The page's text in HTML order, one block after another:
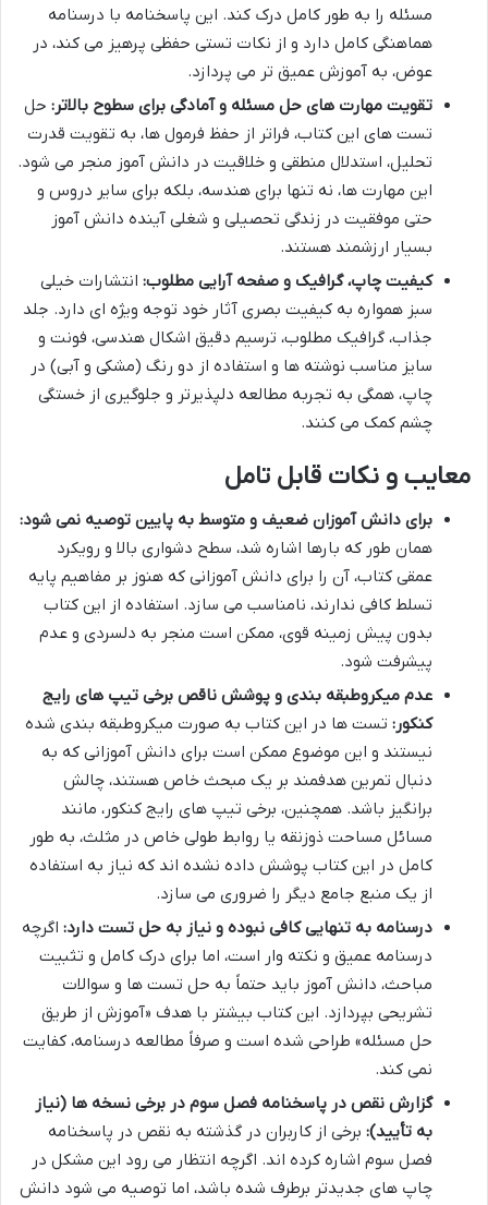
مسئله را به طور کامل درک کند. این پاسخنامه با درسنامه
هماهنگی کامل دارد و از نکات تستی حفظی پرهیز می کند، در
عوض، به آموزش عمیق تر می پردازد.
تقویت مهارت های حل مسئله و آمادگی برای سطوح بالاتر: حل
تست های این کتاب، فراتر از حفظ فرمول ها، به تقویت قدرت
تحلیل، استدلال منطقی و خلاقیت در دانش آموز منجر می شود.
این مهارت ها، نه تنها برای هندسه، بلکه برای سایر دروس و
حتی موفقیت در زندگی تحصیلی و شغلی آینده دانش آموز
بسیار ارزشمند هستند.
کیفیت چاپ، گرافیک و صفحه آرایی مطلوب: انتشارات خیلی
سبز همواره به کیفیت بصری آثار خود توجه ویژه ای دارد. جلد
جذاب، گرافیک مطلوب، ترسیم دقیق اشکال هندسی، فونت و
سایز مناسب نوشته ها و استفاده از دو رنگ (مشکی و آبی) در
چاپ، همگی به تجربه مطالعه دلپذیرتر و جلوگیری از خستگی
چشم کمک می کنند.
معایب و نکات قابل تامل
برای دانش آموزان ضعیف و متوسط به پایین توصیه نمی شود:
همان طور که بارها اشاره شد، سطح دشواری بالا و رویکرد
عمقی کتاب، آن را برای دانش آموزانی که هنوز بر مفاهیم پایه
تسلط کافی ندارند، نامناسب می سازد. استفاده از این کتاب
بدون پیش زمینه قوی، ممکن است منجر به دلسردی و عدم
پیشرفت شود.
عدم میکروطبقه بندی و پوشش ناقص برخی تیپ های رایج
کنکور: تست ها در این کتاب به صورت میکروطبقه بندی شده
نیستند و این موضوع ممکن است برای دانش آموزانی که به
دنبال تمرین هدفمند بر یک مبحث خاص هستند، چالش
برانگیز باشد. همچنین، برخی تیپ های رایج کنکور، مانند
مسائل مساحت ذوزنقه یا روابط طولی خاص در مثلث، به طور
کامل در این کتاب پوشش داده نشده اند که نیاز به استفاده
از یک منبع جامع دیگر را ضروری می سازد.
درسنامه به تنهایی کافی نبوده و نیاز به حل تست دارد: اگرچه
درسنامه عمیق و نکته وار است، اما برای درک کامل و تثبیت
مباحث، دانش آموز باید حتماً به حل تست ها و سوالات
تشریحی بپردازد. این کتاب بیشتر با هدف «آموزش از طریق
حل مسئله» طراحی شده است و صرفاً مطالعه درسنامه، کفایت
نمی کند.
گزارش نقص در پاسخنامه فصل سوم در برخی نسخه ها (نیاز
به تأیید): برخی از کاربران در گذشته به نقص در پاسخنامه
فصل سوم اشاره کرده اند. اگرچه انتظار می رود این مشکل در
چاپ های جدیدتر برطرف شده باشد، اما توصیه می شود دانش